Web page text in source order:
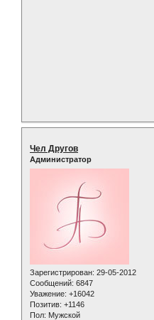
Чел Другов
Администратор
Зарегистрирован: 29-05-2012
Сообщений: 6847
Уважение: +16042
Позитив: +1146
Пол: Мужской